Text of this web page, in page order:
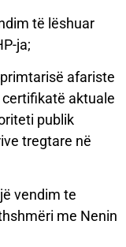
të lëshuar
ja;
afariste
aktuale
publik
tregtare në
vendim te
me Nenin